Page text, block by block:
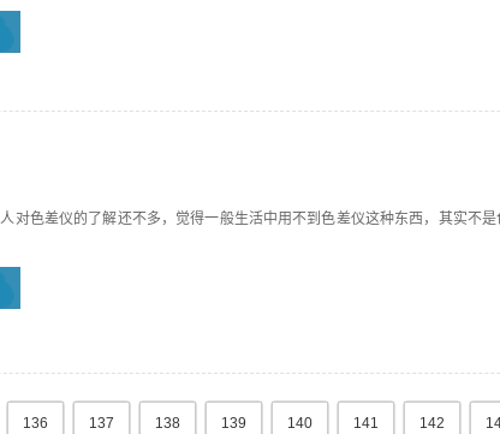
对色差仪的了解还不多，觉得一般生活中用不到色差仪这种东西，其实不
136 137 138 139 140 141 142